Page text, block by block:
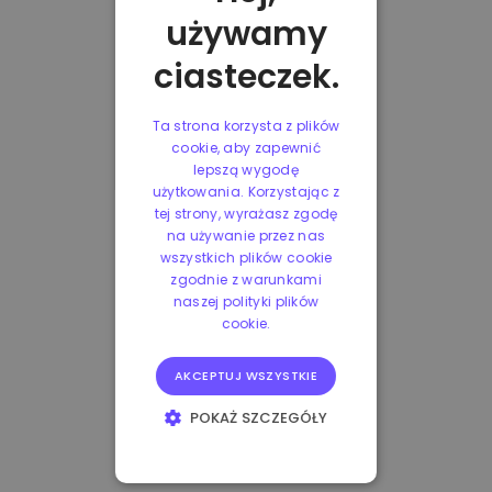
używamy
ciasteczek.
Ta strona korzysta z plików
cookie, aby zapewnić
lepszą wygodę
użytkowania. Korzystając z
tej strony, wyrażasz zgodę
na używanie przez nas
wszystkich plików cookie
zgodnie z warunkami
naszej polityki plików
cookie.
AKCEPTUJ WSZYSTKIE
POKAŻ SZCZEGÓŁY